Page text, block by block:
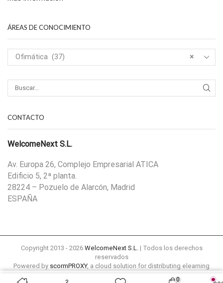
ÁREAS DE CONOCIMIENTO
×
Ofimática (37)
CONTACTO
WelcomeNext S.L.
Av. Europa 26, Complejo Empresarial ATICA
Edificio 5, 2ª planta.
28224 – Pozuelo de Alarcón, Madrid
ESPAÑA
Copyright 2013 - 2026 WelcomeNext S.L.
| Todos los derechos
reservados
Powered by scormPROXY, a cloud solution for distributing elearning
0